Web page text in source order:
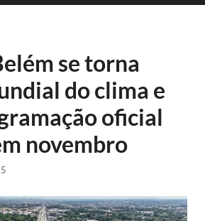
se torna
do clima e
oficial
novembro